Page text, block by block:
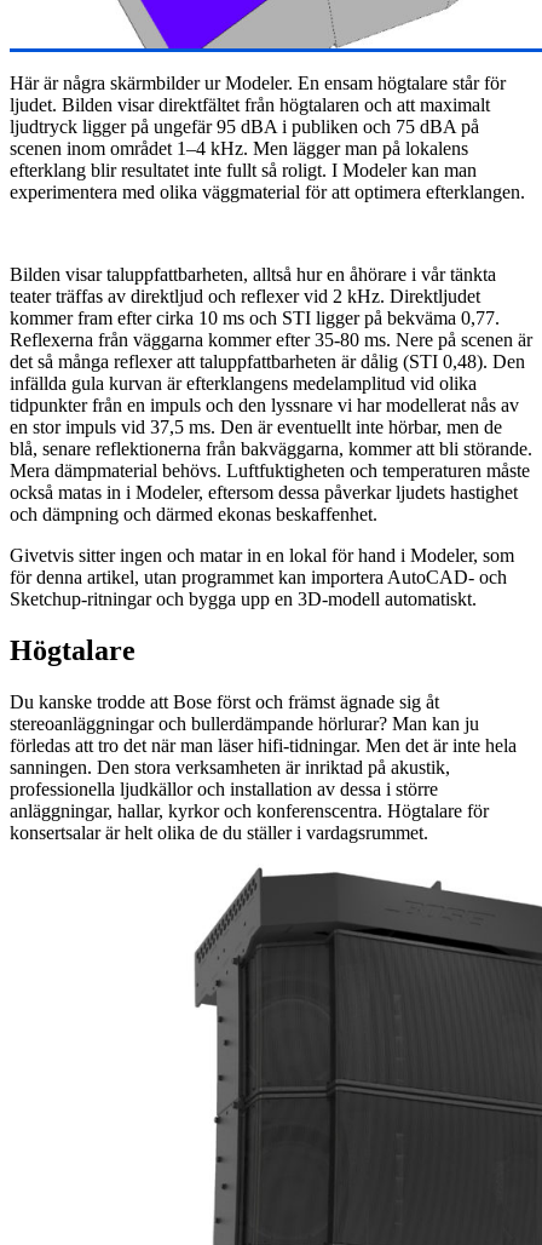
Här är några skärmbilder ur Modeler. En ensam högtalare står för
ljudet. Bilden visar direktfältet från högtalaren och att maximalt
ljudtryck ligger på ungefär 95 dBA i publiken och 75 dBA på
scenen inom området 1–4 kHz. Men lägger man på lokalens
efterklang blir resultatet inte fullt så roligt. I Modeler kan man
experimentera med olika väggmaterial för att optimera efterklangen.
Bilden visar taluppfattbarheten, alltså hur en åhörare i vår tänkta
teater träffas av direktljud och reflexer vid 2 kHz. Direktljudet
kommer fram efter cirka 10 ms och STI ligger på bekväma 0,77.
Reflexerna från väggarna kommer efter 35-80 ms. Nere på scenen är
det så många reflexer att taluppfattbarheten är dålig (STI 0,48). Den
infällda gula kurvan är efterklangens medelamplitud vid olika
tidpunkter från en impuls och den lyssnare vi har modellerat nås av
en stor impuls vid 37,5 ms. Den är eventuellt inte hörbar, men de
blå, senare reflektionerna från bakväggarna, kommer att bli störande.
Mera dämpmaterial behövs. Luftfuktigheten och temperaturen måste
också matas in i Modeler, eftersom dessa påverkar ljudets hastighet
och dämpning och därmed ekonas beskaffenhet.
Givetvis sitter ingen och matar in en lokal för hand i Modeler, som
för denna artikel, utan programmet kan importera AutoCAD- och
Sketchup-ritningar och bygga upp en 3D-modell automatiskt.
Högtalare
Du kanske trodde att Bose först och främst ägnade sig åt
stereoanläggningar och bullerdämpande hörlurar? Man kan ju
förledas att tro det när man läser hifi-tidningar. Men det är inte hela
sanningen. Den stora verksamheten är inriktad på akustik,
professionella ljudkällor och installation av dessa i större
anläggningar, hallar, kyrkor och konferenscentra. Högtalare för
konsertsalar är helt olika de du ställer i vardagsrummet.